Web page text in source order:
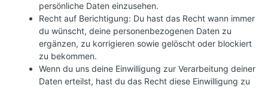
persönliche Daten einzusehen.
Recht auf Berichtigung: Du hast das Recht wann immer
du wünscht, deine personenbezogenen Daten zu
ergänzen, zu korrigieren sowie gelöscht oder blockiert
zu bekommen.
Wenn du uns deine Einwilligung zur Verarbeitung deiner
Daten erteilst, hast du das Recht diese Einwilligung zu